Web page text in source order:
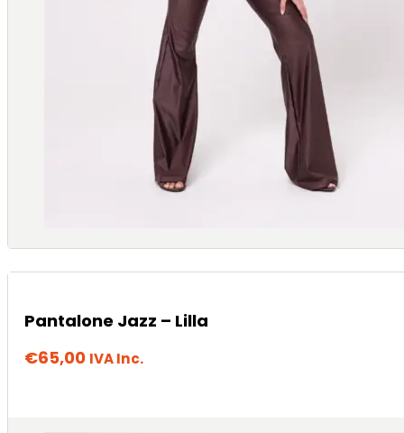
Pantalone Jazz – Lilla
€65,00 IVA Inc.